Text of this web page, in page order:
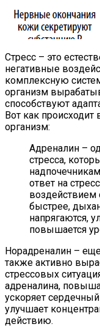
Стресс – это
негативные
комплексную
организм
способствуют
Вот как происходит
организм:
Адреналин –
стресса,
ответ на
воздействием
быстрее,
напрягаются,
повышается
Норадреналин –
также активно
стрессовых
адреналина,
ускоряет
улучшает
действию.